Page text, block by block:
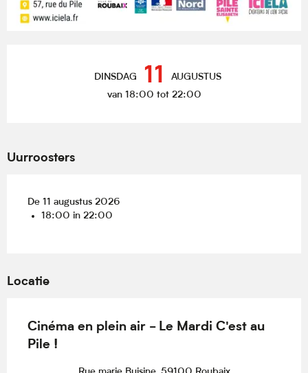
DINSDAG 11 AUGUSTUS
van 18:00 tot 22:00
Uurroosters
De 11 augustus 2026
18:00 in 22:00
Locatie
Cinéma en plein air - Le Mardi C'est au
Pile !